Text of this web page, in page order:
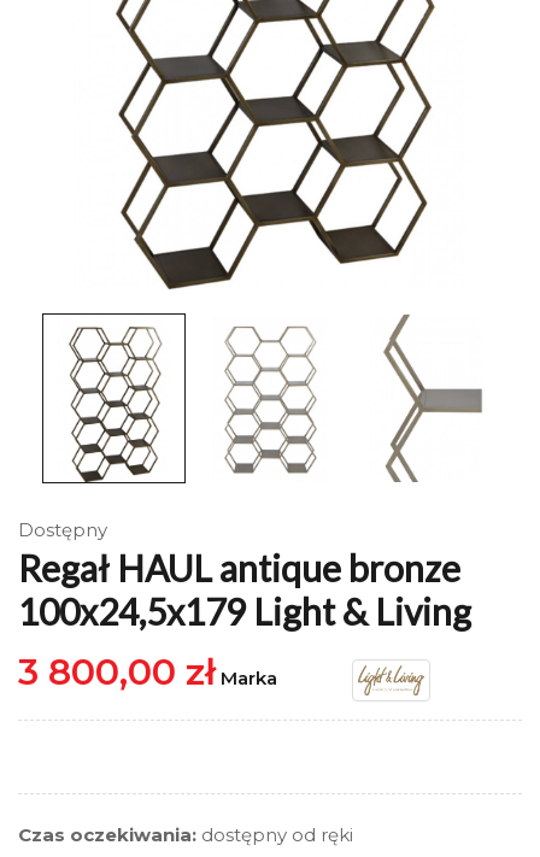
Dostępny
Regał HAUL antique bronze
100x24,5x179 Light & Living
3 800,00 zł Marka
Czas oczekiwania: dostępny od ręki